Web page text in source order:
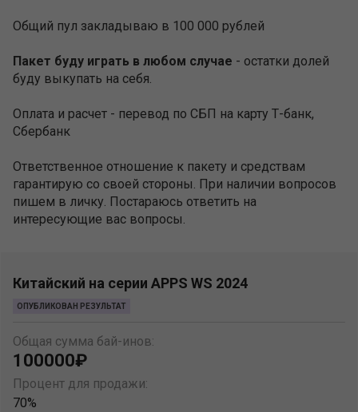
Общий пул закладываю в 100 000 рублей
Пакет буду играть в любом случае - остатки долей
буду выкупать на себя.
Оплата и расчет - перевод по СБП на карту Т-банк,
Сбербанк
Ответственное отношение к пакету и средствам
гарантирую со своей стороны. При наличии вопросов
пишем в личку. Постараюсь ответить на
интересующие вас вопросы.
Китайский на серии APPS WS 2024
ОПУБЛИКОВАН РЕЗУЛЬТАТ
Общая сумма бай-инов:
100000₽
Процент для продажи:
70%